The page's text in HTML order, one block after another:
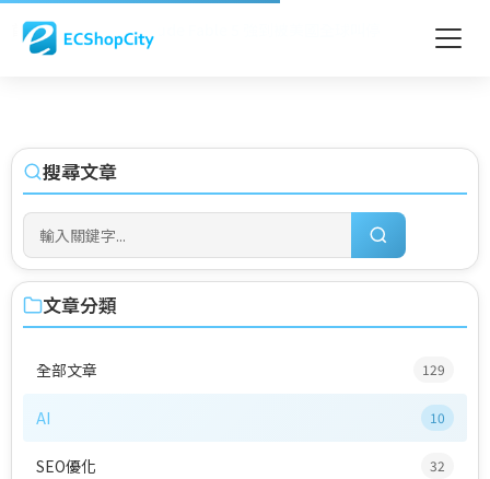
首頁»Blog» »Claude Fable 5 強到被美國全球叫停
搜尋文章
文章分類
全部文章 129
AI 10
SEO優化 32